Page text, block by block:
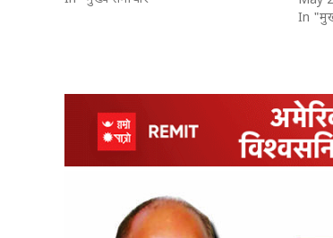
In